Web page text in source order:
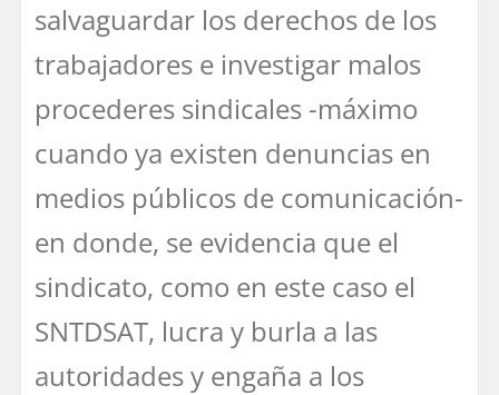
salvaguardar los derechos de los
trabajadores e investigar malos
procederes sindicales -máximo
cuando ya existen denuncias en
medios públicos de comunicación-
en donde, se evidencia que el
sindicato, como en este caso el
SNTDSAT, lucra y burla a las
autoridades y engaña a los